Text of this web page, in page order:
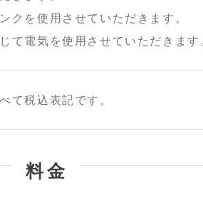
クを使用させていただきます。
て電気を使用させていただきます
て税込表記です。
料金